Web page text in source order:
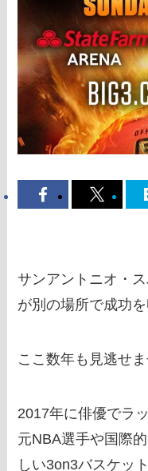
サンアントニオ・
が別の場所で成功を
ここ数年も見逃せま
2017年に俳優でラ
元NBA選手や国際
しい3on3バスケッ